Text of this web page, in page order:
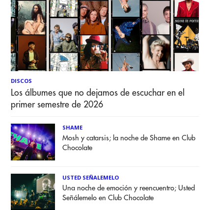
DISCOS
Los álbumes que no dejamos de escuchar en el
primer semestre de 2026
SHAME
Mosh y catarsis; la noche de Shame en Club
Chocolate
USTED SEÑALEMELO
Una noche de emoción y reencuentro; Usted
Señálemelo en Club Chocolate